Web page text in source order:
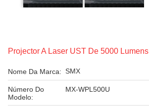
Projector A Laser UST De 5000 Lumens
Nome Da Marca: SMX
Número Do
Modelo:
MX-WPL500U